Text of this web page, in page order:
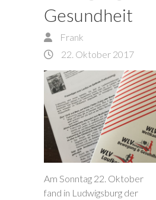
Gesundheit
Frank
22. Oktober 2017
Am Sonntag 22. Oktober
fand in Ludwigsburg der